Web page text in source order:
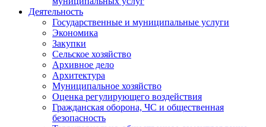
Деятельность
Государственные и муниципальные услуги
Экономика
Закупки
Сельское хозяйство
Архивное дело
Архитектура
Муниципальное хозяйство
Оценка регулирующего воздействия
Гражданская оборона, ЧС и общественная
безопасность